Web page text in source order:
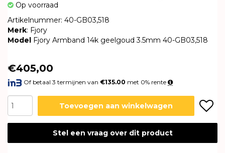
Op voorraad
Artikelnummer: 40-GB03,518
Merk: Fjory
Model Fjory Armband 14k geelgoud 3.5mm 40-GB03,518
€405,00
Of betaal 3 termijnen van€135.00 met 0% rente
Toevoegen aan winkelwagen
Stel een vraag over dit product